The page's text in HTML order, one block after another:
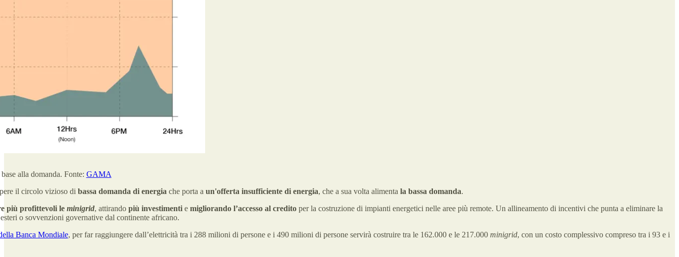
alla domanda. Fonte: GAMA
il circolo vizioso di bassa domanda di energia che porta a un'offerta insufficiente di energia, che a sua volta alimenta la bassa domanda.
più profittevoli le minigrid, attirando più investimenti e migliorando l’accesso al creditoper la costruzione di impianti energetici nelle aree più remote. Un allineamento di incentivi che punta a eliminare la
o sovvenzioni governative dal continente africano.
Banca Mondiale, per far raggiungere dall’elettricità tra i 288 milioni di persone e i 490 milioni di persone servirà costruire tra le 162.000 e le 217.000 minigrid, con un costo complessivo compreso tra i 93 e i